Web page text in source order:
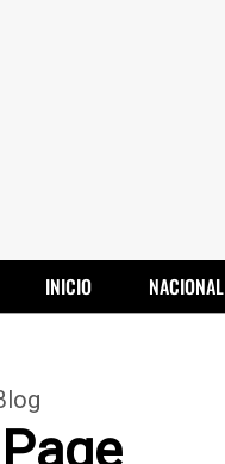
INICIO NACIONAL